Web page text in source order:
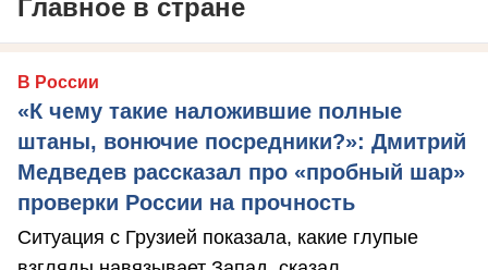
Главное в стране
В России
«К чему такие наложившие полные
штаны, вонючие посредники?»: Дмитрий
Медведев рассказал про «пробный шар»
проверки России на прочность
Ситуация с Грузией показала, какие глупые